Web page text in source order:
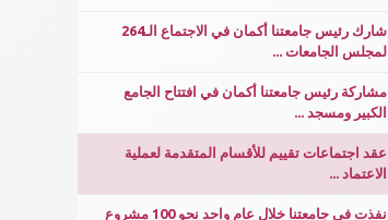
شارك رئيس جامعتنا أكمان في الاجتماع الـ264
لمجلس الجامعات ...
مشاركة رئيس جامعتنا أكمان في افتتاح الجامع
الكبير ومسجد ...
عقد اجتماعات تقييم للأقسام المتقدمة لعملية
الاعتماد ...
نفذت في جامعتنا خلال عام واحد نحو 100 مشروع